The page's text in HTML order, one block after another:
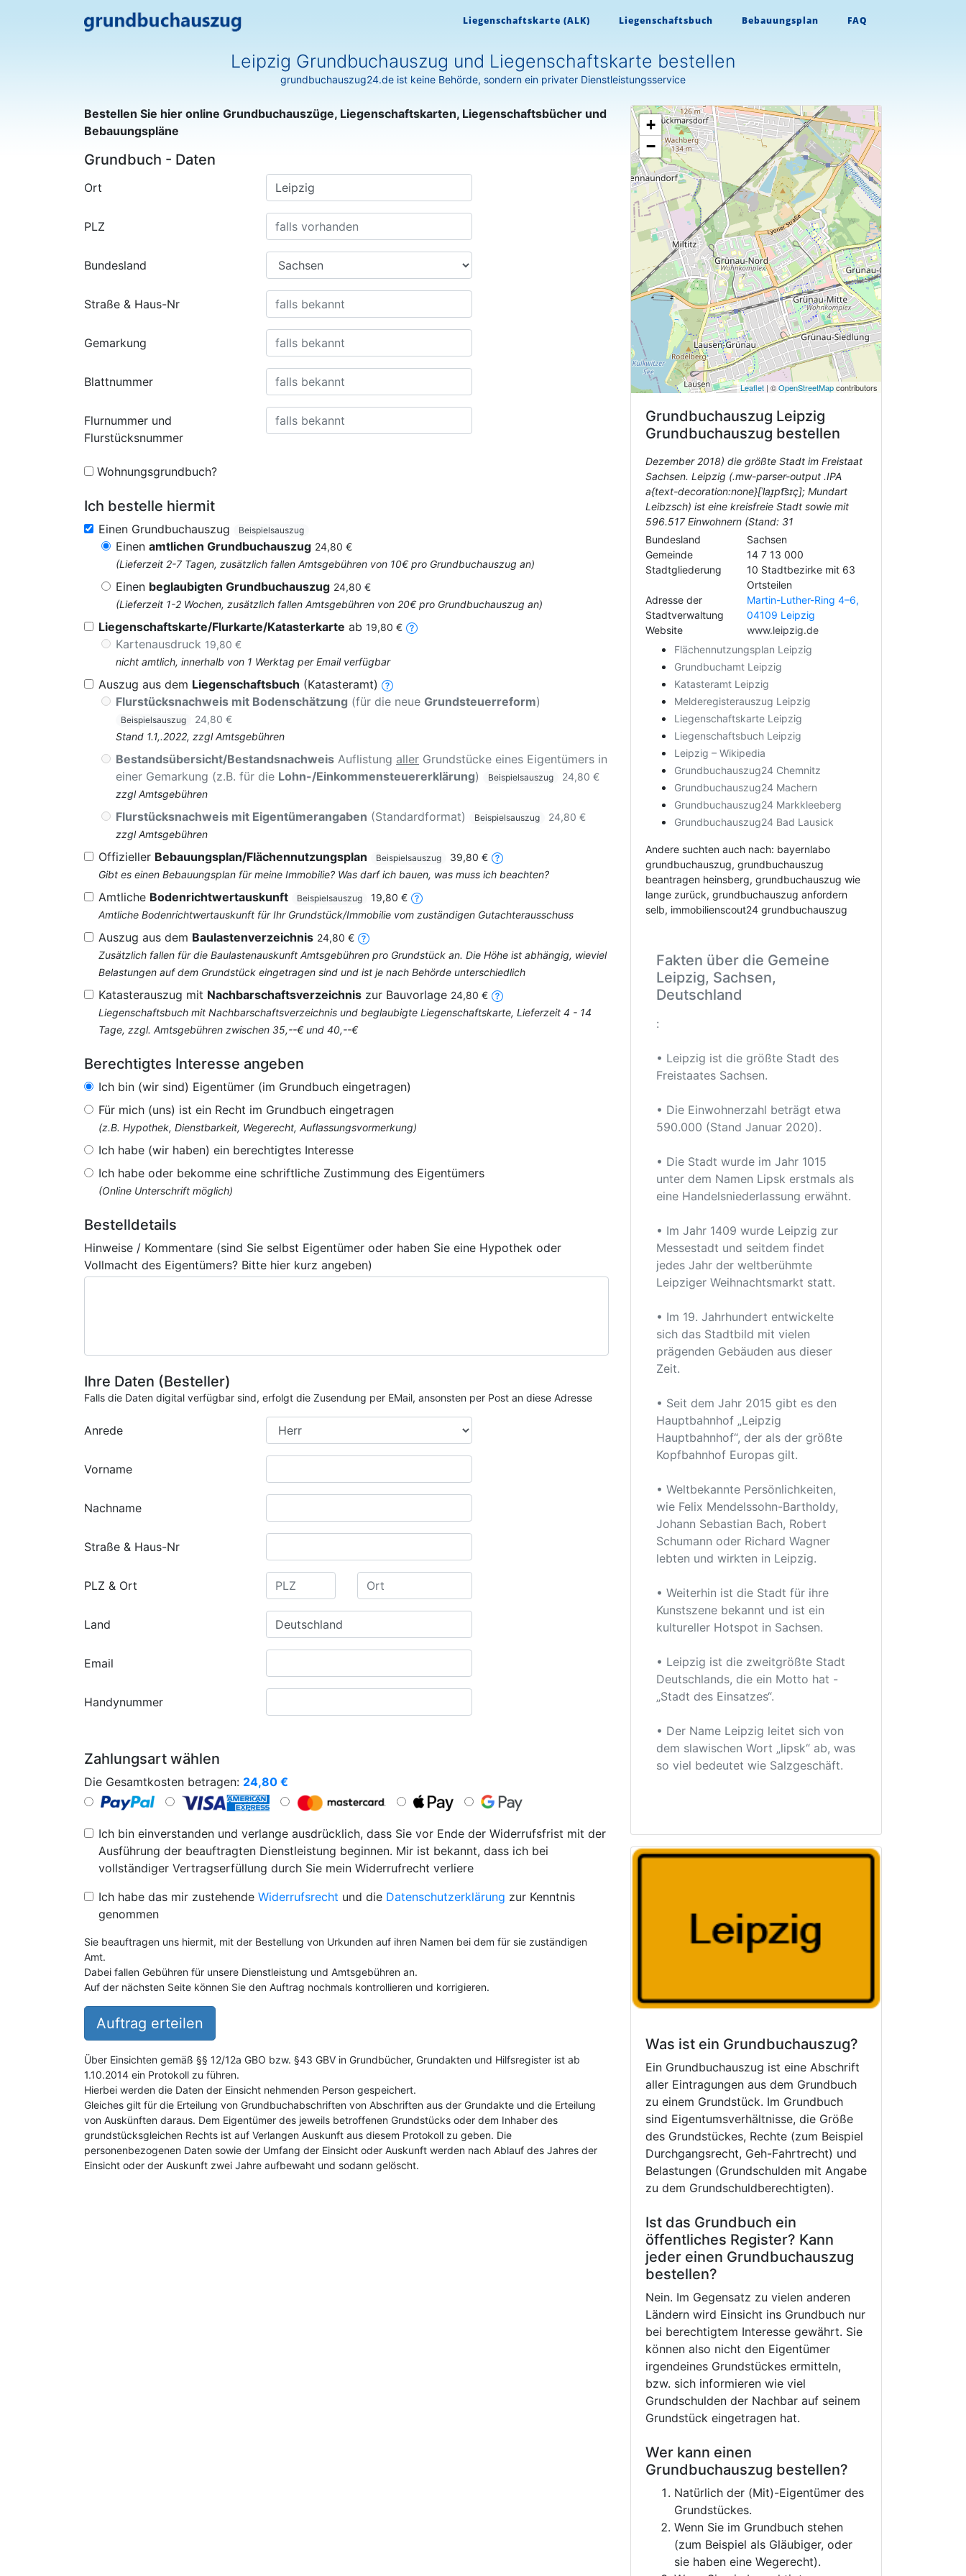
Liegenschaftskarte (ALK) Liegenschaftsbuch Bebauungsplan FAQ
Leipzig Grundbuchauszug und Liegenschaftskarte bestellen
grundbuchauszug24.de ist keine Behörde, sondern ein privater Dienstleistungsservice
Bestellen Sie hier online Grundbuchauszüge, Liegenschaftskarten, Liegenschaftsbücher und
Bebauungspläne
Grundbuch - Daten
Ort
PLZ
Bundesland
Straße & Haus-Nr
Gemarkung
Blattnummer
Flurnummer und
Flurstücksnummer
Wohnungsgrundbuch?
Ich bestelle hiermit
Einen Grundbuchauszug Beispielsauszug
Einen amtlichen Grundbuchauszug 24,80 €
(Lieferzeit 2-7 Tagen, zusätzlich fallen Amtsgebühren von 10€ pro Grundbuchauszug an)
Einen beglaubigten Grundbuchauszug 24,80 €
(Lieferzeit 1-2 Wochen, zusätzlich fallen Amtsgebühren von 20€ pro Grundbuchauszug an)
Liegenschaftskarte/Flurkarte/Katasterkarte ab 19,80 €
Kartenausdruck 19,80 €
nicht amtlich, innerhalb von 1 Werktag per Email verfügbar
Auszug aus dem Liegenschaftsbuch (Katasteramt)
Flurstücksnachweis mit Bodenschätzung (für die neue Grundsteuerreform)
Beispielsauszug
24,80 €
Stand 1.1,.2022, zzgl Amtsgebühren
Bestandsübersicht/Bestandsnachweis Auflistung aller Grundstücke eines Eigentümers in
einer Gemarkung (z.B. für die Lohn-/Einkommensteuererklärung) Beispielsauszug
24,80 €
zzgl Amtsgebühren
Flurstücksnachweis mit Eigentümerangaben (Standardformat) Beispielsauszug
24,80 €
zzgl Amtsgebühren
Offizieller Bebauungsplan/Flächennutzungsplan Beispielsauszug
39,80 €
Gibt es einen Bebauungsplan für meine Immobilie? Was darf ich bauen, was muss ich beachten?
Amtliche Bodenrichtwertauskunft Beispielsauszug
19,80 €
Amtliche Bodenrichtwertauskunft für Ihr Grundstück/Immobilie vom zuständigen Gutachterausschuss
Auszug aus dem Baulastenverzeichnis 24,80 €
Zusätzlich fallen für die Baulastenauskunft Amtsgebühren pro Grundstück an. Die Höhe ist abhängig, wieviel
Belastungen auf dem Grundstück eingetragen sind und ist je nach Behörde unterschiedlich
Katasterauszug mit Nachbarschaftsverzeichnis zur Bauvorlage 24,80 €
Liegenschaftsbuch mit Nachbarschaftsverzeichnis und beglaubigte Liegenschaftskarte, Lieferzeit 4 - 14
Tage, zzgl. Amtsgebühren zwischen 35,--€ und 40,--€
Berechtigtes Interesse angeben
Ich bin (wir sind) Eigentümer (im Grundbuch eingetragen)
Für mich (uns) ist ein Recht im Grundbuch eingetragen
(z.B. Hypothek, Dienstbarkeit, Wegerecht, Auflassungsvormerkung)
Ich habe (wir haben) ein berechtigtes Interesse
Ich habe oder bekomme eine schriftliche Zustimmung des Eigentümers
(Online Unterschrift möglich)
Bestelldetails
Hinweise / Kommentare (sind Sie selbst Eigentümer oder haben Sie eine Hypothek oder
Vollmacht des Eigentümers? Bitte hier kurz angeben)
Ihre Daten (Besteller)
Falls die Daten digital verfügbar sind, erfolgt die Zusendung per EMail, ansonsten per Post an diese Adresse
Anrede
Vorname
Nachname
Straße & Haus-Nr
PLZ & Ort
Land
Email
Handynummer
Zahlungsart wählen
Die Gesamtkosten betragen: 24,80 €
Ich bin einverstanden und verlange ausdrücklich, dass Sie vor Ende der Widerrufsfrist mit der
Ausführung der beauftragten Dienstleistung beginnen. Mir ist bekannt, dass ich bei
vollständiger Vertragserfüllung durch Sie mein Widerrufrecht verliere
Ich habe das mir zustehende Widerrufsrecht und die Datenschutzerklärung zur Kenntnis
genommen
Sie beauftragen uns hiermit, mit der Bestellung von Urkunden auf ihren Namen bei dem für sie zuständigen
Amt.
Dabei fallen Gebühren für unsere Dienstleistung und Amtsgebühren an.
Auf der nächsten Seite können Sie den Auftrag nochmals kontrollieren und korrigieren.
Auftrag erteilen
Über Einsichten gemäß §§ 12/12a GBO bzw. §43 GBV in Grundbücher, Grundakten und Hilfsregister ist ab
1.10.2014 ein Protokoll zu führen.
Hierbei werden die Daten der Einsicht nehmenden Person gespeichert.
Gleiches gilt für die Erteilung von Grundbuchabschriften von Abschriften aus der Grundakte und die Erteilung
von Auskünften daraus. Dem Eigentümer des jeweils betroffenen Grundstücks oder dem Inhaber des
grundstücksgleichen Rechts ist auf Verlangen Auskunft aus diesem Protokoll zu geben. Die
personenbezogenen Daten sowie der Umfang der Einsicht oder Auskunft werden nach Ablauf des Jahres der
Einsicht oder der Auskunft zwei Jahre aufbewaht und sodann gelöscht.
+
−
Leaflet | ©OpenStreetMapcontributors
Grundbuchauszug Leipzig
Grundbuchauszug bestellen
Dezember 2018) die größte Stadt im Freistaat
Sachsen. Leipzig (.mw-parser-output .IPA
a{text-decoration:none}[ˈlaɪ̯pt͡sɪç]; Mundart
Leibzsch) ist eine kreisfreie Stadt sowie mit
596.517 Einwohnern (Stand: 31
Bundesland
Sachsen
Gemeinde
14 7 13 000
Stadtgliederung
10 Stadtbezirke mit 63
Ortsteilen
Adresse der
Stadtverwaltung
Martin-Luther-Ring 4–6,
04109 Leipzig
Website
www.leipzig.de
Flächennutzungsplan Leipzig
Grundbuchamt Leipzig
Katasteramt Leipzig
Melderegisterauszug Leipzig
Liegenschaftskarte Leipzig
Liegenschaftsbuch Leipzig
Leipzig – Wikipedia
Grundbuchauszug24 Chemnitz
Grundbuchauszug24 Machern
Grundbuchauszug24 Markkleeberg
Grundbuchauszug24 Bad Lausick
Andere suchten auch nach: bayernlabo
grundbuchauszug, grundbuchauszug
beantragen heinsberg, grundbuchauszug wie
lange zurück, grundbuchauszug anfordern
selb, immobilienscout24 grundbuchauszug
Fakten über die Gemeine
Leipzig, Sachsen,
Deutschland
:
• Leipzig ist die größte Stadt des
Freistaates Sachsen.
• Die Einwohnerzahl beträgt etwa
590.000 (Stand Januar 2020).
• Die Stadt wurde im Jahr 1015
unter dem Namen Lipsk erstmals als
eine Handelsniederlassung erwähnt.
• Im Jahr 1409 wurde Leipzig zur
Messestadt und seitdem findet
jedes Jahr der weltberühmte
Leipziger Weihnachtsmarkt statt.
• Im 19. Jahrhundert entwickelte
sich das Stadtbild mit vielen
prägenden Gebäuden aus dieser
Zeit.
• Seit dem Jahr 2015 gibt es den
Hauptbahnhof „Leipzig
Hauptbahnhof“, der als der größte
Kopfbahnhof Europas gilt.
• Weltbekannte Persönlichkeiten,
wie Felix Mendelssohn-Bartholdy,
Johann Sebastian Bach, Robert
Schumann oder Richard Wagner
lebten und wirkten in Leipzig.
• Weiterhin ist die Stadt für ihre
Kunstszene bekannt und ist ein
kultureller Hotspot in Sachsen.
• Leipzig ist die zweitgrößte Stadt
Deutschlands, die ein Motto hat -
„Stadt des Einsatzes“.
• Der Name Leipzig leitet sich von
dem slawischen Wort „lipsk“ ab, was
so viel bedeutet wie Salzgeschäft.
Was ist ein Grundbuchauszug?
Ein Grundbuchauszug ist eine Abschrift
aller Eintragungen aus dem Grundbuch
zu einem Grundstück. Im Grundbuch
sind Eigentumsverhältnisse, die Größe
des Grundstückes, Rechte (zum Beispiel
Durchgangsrecht, Geh-Fahrtrecht) und
Belastungen (Grundschulden mit Angabe
zu dem Grundschuldberechtigten).
Ist das Grundbuch ein
öffentliches Register? Kann
jeder einen Grundbuchauszug
bestellen?
Nein. Im Gegensatz zu vielen anderen
Ländern wird Einsicht ins Grundbuch nur
bei berechtigtem Interesse gewährt. Sie
können also nicht den Eigentümer
irgendeines Grundstückes ermitteln,
bzw. sich informieren wie viel
Grundschulden der Nachbar auf seinem
Grundstück eingetragen hat.
Wer kann einen
Grundbuchauszug bestellen?
Natürlich der (Mit)-Eigentümer des
Grundstückes.
Wenn Sie im Grundbuch stehen
(zum Beispiel als Gläubiger, oder
sie haben eine Wegerecht).